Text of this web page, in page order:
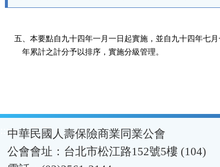
五、本要點自九十四年一月一日起實施，並自九十四年七
    年累計之計分予以排序，實施分級管理。
:::中華民國人壽保險商業同業公會
公會會址：台北市松江路152號5樓 (104)